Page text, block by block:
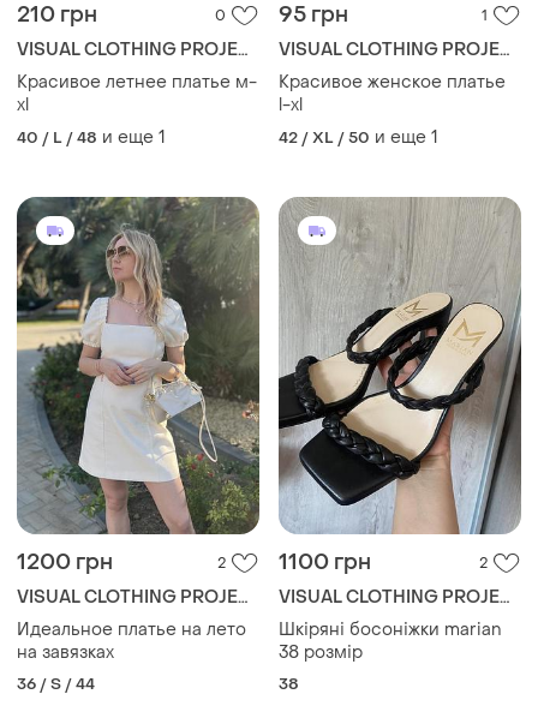
210 грн 0
VISUAL CLOTHING PROJECT
Красивое летнее платье м-
xl
40 / L / 48 и еще 1
95 грн 1
VISUAL CLOTHING PROJECT
Красивое женское платье
l-xl
42 / XL / 50 и еще 1
1200 грн 2
VISUAL CLOTHING PROJECT
Идеальное платье на лето
на завязках
36 / S / 44
1100 грн 2
VISUAL CLOTHING PROJECT
Шкіряні босоніжки marian
38 розмір
38